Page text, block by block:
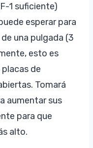
1 suficiente)
esperar para
una pulgada (3
esto es
de
Tomará
aumentar sus
para que
alto.